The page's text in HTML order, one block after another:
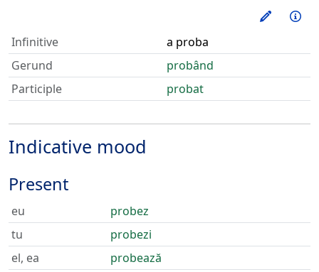
Train
Infinitive
a proba
Gerund
probând
Participle
probat
Indicative mood
Present
eu
probez
tu
probezi
el, ea
probează